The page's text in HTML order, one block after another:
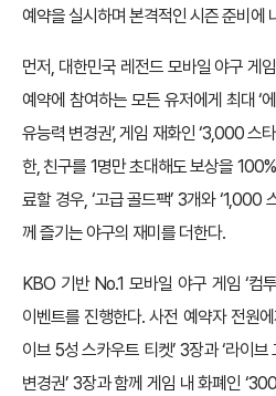
예약을 실시하며 본격적인 시즌 준비에
먼저, 대한민국 레전드 모바일 야구 게
예약에 참여하는 모든 유저에게 최대 ‘
유능력 변경권’, 게임 재화인 ‘3,000 스
한, 친구를 1명만 초대해도 보상을
료할 경우, ‘고급 골드팩’ 3개와 ‘1,000
께 즐기는 야구의 재미를 더한다.
KBO 기반 No.1 모바일 야구 게임 ‘컴
이벤트를 진행한다. 사전 예약자 전원
이브 5성 스카우트 티켓’ 3장과 ‘라이브
변경권’ 3장과 함께 게임 내 화폐인